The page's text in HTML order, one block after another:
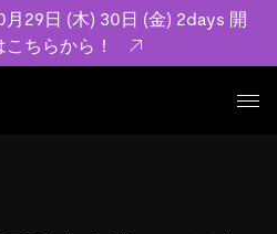
29日 (木) 30日 (金) 2days 開
ちらから！
ースで高可用性と水平スケー